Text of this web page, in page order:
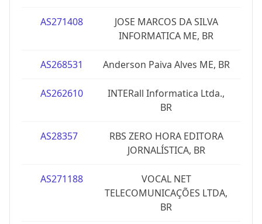
AS271408
JOSE MARCOS DA SILVA
INFORMATICA ME, BR
AS268531 Anderson Paiva Alves ME, BR
AS262610
INTERall Informatica Ltda.,
BR
AS28357
RBS ZERO HORA EDITORA
JORNALÍSTICA, BR
AS271188
VOCAL NET
TELECOMUNICAÇÕES LTDA,
BR